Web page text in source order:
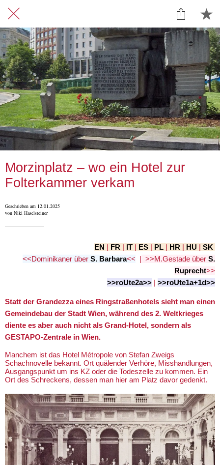
Morzinplatz – wo ein Hotel zur
Folterkammer verkam
Geschrieben am 12.01.2025
von Niki Haselsteiner
EN | FR | IT | ES | PL | HR | HU | SK
<<Dominikaner über S. Barbara<< | >>M.Gestade über S.
Ruprecht>>
>>roUte2a>> | >>roUte1a+1d>>
Statt der Grandezza eines Ringstraßenhotels sieht man einen
Gemeindebau der Stadt Wien, während des 2. Weltkrieges
diente es aber auch nicht als Grand-Hotel, sondern als
GESTAPO-Zentrale in Wien.
Manchem ist das Hotel Métropole von Stefan Zweigs
Schachnovelle bekannt. Ort quälender Verhöre, Misshandlungen,
Ausgangspunkt um ins KZ oder die Todeszelle zu kommen. Ein
Ort des Schreckens, dessen man hier am Platz davor gedenkt.